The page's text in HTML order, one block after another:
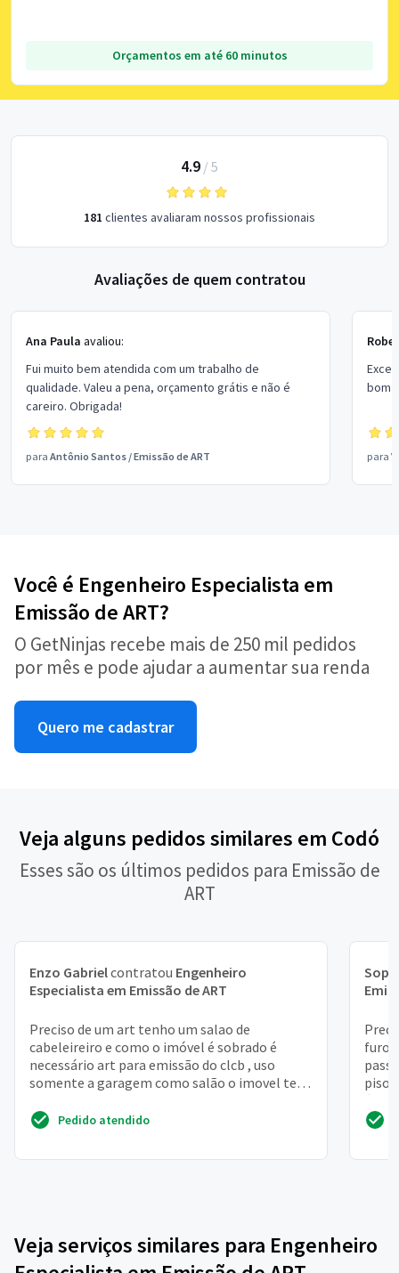
Orçamentos em até 60 minutos
4.9 / 5
181 clientes avaliaram nossos profissionais
Avaliações de quem contratou
Ana Paula avaliou:
Fui muito bem atendida com um trabalho de
qualidade. Valeu a pena, orçamento grátis e não é
careiro. Obrigada!
para Antônio Santos /Emissão de ART
bom
para
Você é Engenheiro Especialista em
Emissão de ART?
O GetNinjas recebe mais de 250 mil pedidos
por mês e pode ajudar a aumentar sua renda
Quero me cadastrar
Veja alguns pedidos similares em Codó
Esses são os últimos pedidos para Emissão de
ART
Enzo Gabrielcontratou Engenheiro
Especialista em Emissão de ART
Preciso de um art tenho um salao de
cabeleireiro e como o imóvel é sobrado é
necessário art para emissão do clcb , uso
somente a garagem como salão o imovel tem
Pedido atendido
furo
piso
área
Veja serviços similares para Engenheiro